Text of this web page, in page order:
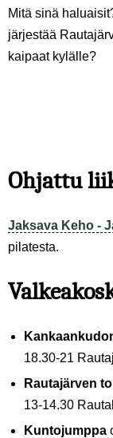
Mitä sinä
järjestää
kaipaat kylälle?
Ohjattu
Jaksava Keho -
pilatesta.
18.30-21
Rautajärven
13-14.30
Kuntojumppa